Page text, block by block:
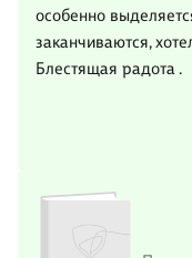
особенно
заканчиваются,
Блестящая радота .